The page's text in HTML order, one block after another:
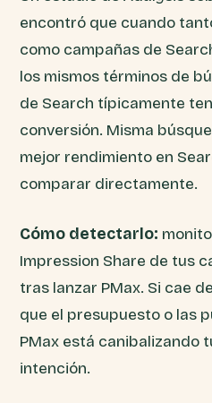
encontró que cuando
como campañas de
los mismos términos de
de Search típicamente
conversión. Misma
mejor rendimiento en
comparar directamente.
Cómo detectarlo:
Impression Share de tus
tras lanzar PMax. Si cae
que el presupuesto o las
PMax está canibalizando
intención.